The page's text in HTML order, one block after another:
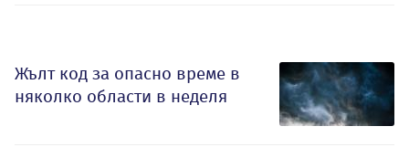
Жълт код за опасно време в
няколко области в неделя